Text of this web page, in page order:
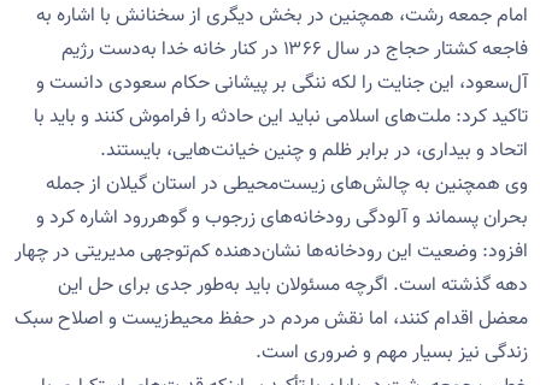
امام جمعه رشت، همچنین در بخش دیگری از سخنانش با اشاره به
فاجعه کشتار حجاج در سال ۱۳۶۶ در کنار خانه خدا به‌دست رژیم
آل‌سعود، این جنایت را لکه ننگی بر پیشانی حکام سعودی دانست و
تاکید کرد: ملت‌های اسلامی نباید این حادثه را فراموش کنند و باید با
اتحاد و بیداری، در برابر ظلم و چنین خیانت‌هایی، بایستند.
وی همچنین به چالش‌های زیست‌محیطی در استان گیلان از جمله
بحران پسماند و آلودگی رودخانه‌های زرجوب و گوهررود اشاره کرد و
افزود: وضعیت این رودخانه‌ها نشان‌دهنده کم‌توجهی مدیریتی در چهار
دهه گذشته است. اگرچه مسئولان باید به‌طور جدی برای حل این
معضل اقدام کنند، اما نقش مردم در حفظ محیط‌زیست و اصلاح سبک
زندگی نیز بسیار مهم و ضروری است.